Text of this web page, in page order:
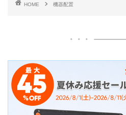
HOME 機器配置